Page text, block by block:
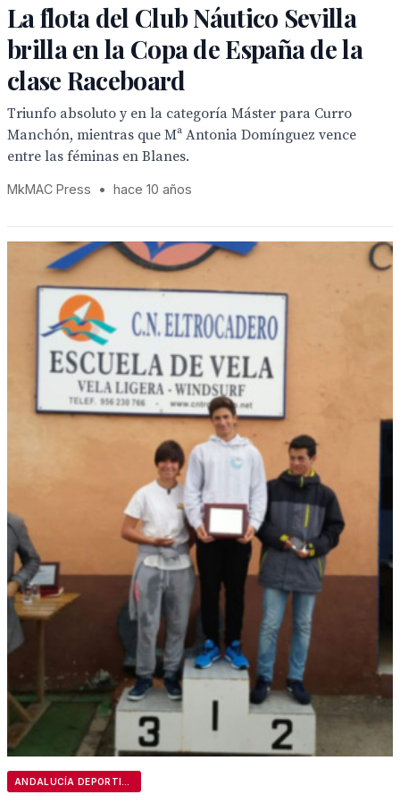
La flota del Club Náutico Sevilla
brilla en la Copa de España de la
clase Raceboard
Triunfo absoluto y en la categoría Máster para Curro
Manchón, mientras que Mª Antonia Domínguez vence
entre las féminas en Blanes.
MkMAC Press • hace 10 años